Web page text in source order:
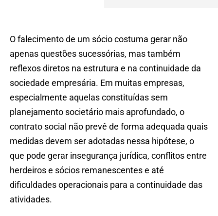
O falecimento de um sócio costuma gerar não
apenas questões sucessórias, mas também
reflexos diretos na estrutura e na continuidade da
sociedade empresária. Em muitas empresas,
especialmente aquelas constituídas sem
planejamento societário mais aprofundado, o
contrato social não prevê de forma adequada quais
medidas devem ser adotadas nessa hipótese, o
que pode gerar insegurança jurídica, conflitos entre
herdeiros e sócios remanescentes e até
dificuldades operacionais para a continuidade das
atividades.